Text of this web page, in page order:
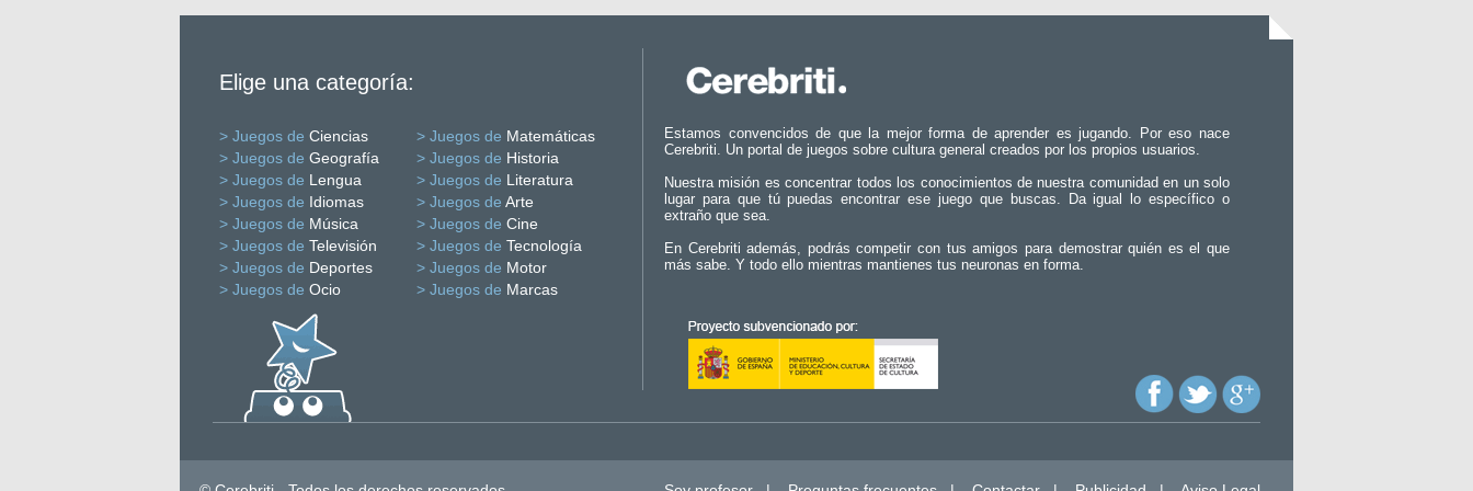
Elige una categoría:
> Juegos de Ciencias > Juegos de Matemáticas
> Juegos de Geografía > Juegos de Historia
> Juegos de Lengua > Juegos de Literatura
> Juegos de Idiomas > Juegos de Arte
> Juegos de Música > Juegos de Cine
> Juegos de Televisión > Juegos de Tecnología
> Juegos de Deportes > Juegos de Motor
> Juegos de Ocio > Juegos de Marcas
Estamos convencidos de que la mejor forma de aprender es jugando. Por eso nace
Cerebriti. Un portal de juegos sobre cultura general creados por los propios usuarios.
Nuestra misión es concentrar todos los conocimientos de nuestra comunidad en un solo
lugar para que tú puedas encontrar ese juego que buscas. Da igual lo específico o
extraño que sea.
En Cerebriti además, podrás competir con tus amigos para demostrar quién es el que
más sabe. Y todo ello mientras mantienes tus neuronas en forma.